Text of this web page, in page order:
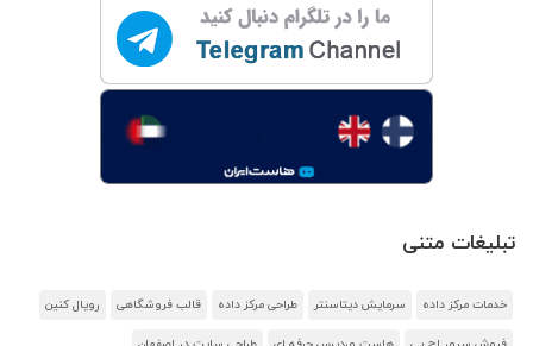
تبلیغات متنی
خدمات مرکز داده سرمایش دیتاسنتر طراحی مرکز داده قالب فروشگاهی رویال کنین